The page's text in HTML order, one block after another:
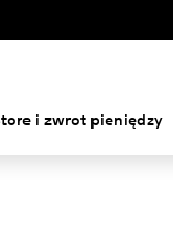
i zwrot pieniędzy